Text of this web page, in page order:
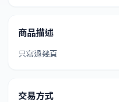
商品描述
只寫過幾頁
交易方式